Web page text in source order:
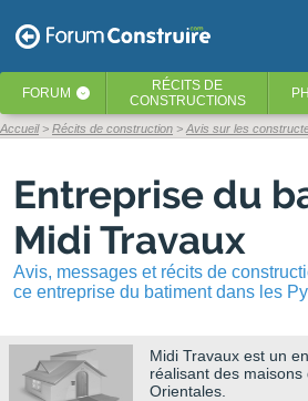
FORUM ‹ RÉCITS DE
CONSTRUCTIONS
Accueil Récits de construction Avis sur les
Entreprise du
Midi Travaux
Avis, messages et récits de
ce entreprise du batiment dans les
Midi Travaux est un
réalisant des
Orientales.